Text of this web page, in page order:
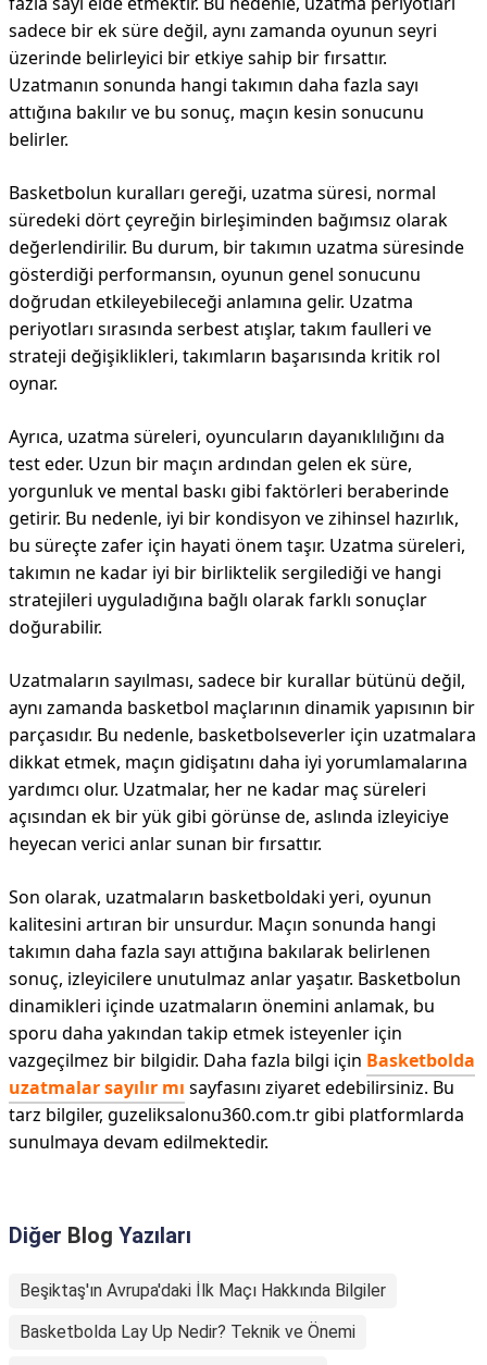
sadece bir ek süre değil, aynı zamanda oyunun seyri
üzerinde belirleyici bir etkiye sahip bir fırsattır.
Uzatmanın sonunda hangi takımın daha fazla sayı
attığına bakılır ve bu sonuç, maçın kesin sonucunu
belirler.
Basketbolun kuralları gereği, uzatma süresi, normal
süredeki dört çeyreğin birleşiminden bağımsız olarak
değerlendirilir. Bu durum, bir takımın uzatma süresinde
gösterdiği performansın, oyunun genel sonucunu
doğrudan etkileyebileceği anlamına gelir. Uzatma
periyotları sırasında serbest atışlar, takım faulleri ve
strateji değişiklikleri, takımların başarısında kritik rol
oynar.
Ayrıca, uzatma süreleri, oyuncuların dayanıklılığını da
test eder. Uzun bir maçın ardından gelen ek süre,
yorgunluk ve mental baskı gibi faktörleri beraberinde
getirir. Bu nedenle, iyi bir kondisyon ve zihinsel hazırlık,
bu süreçte zafer için hayati önem taşır. Uzatma süreleri,
takımın ne kadar iyi bir birliktelik sergilediği ve hangi
stratejileri uyguladığına bağlı olarak farklı sonuçlar
doğurabilir.
Uzatmaların sayılması, sadece bir kurallar bütünü değil,
aynı zamanda basketbol maçlarının dinamik yapısının bir
parçasıdır. Bu nedenle, basketbolseverler için uzatmalara
dikkat etmek, maçın gidişatını daha iyi yorumlamalarına
yardımcı olur. Uzatmalar, her ne kadar maç süreleri
açısından ek bir yük gibi görünse de, aslında izleyiciye
heyecan verici anlar sunan bir fırsattır.
Son olarak, uzatmaların basketboldaki yeri, oyunun
kalitesini artıran bir unsurdur. Maçın sonunda hangi
takımın daha fazla sayı attığına bakılarak belirlenen
sonuç, izleyicilere unutulmaz anlar yaşatır. Basketbolun
dinamikleri içinde uzatmaların önemini anlamak, bu
sporu daha yakından takip etmek isteyenler için
vazgeçilmez bir bilgidir. Daha fazla bilgi için Basketbolda
uzatmalar sayılır mı sayfasını ziyaret edebilirsiniz. Bu
tarz bilgiler, guzeliksalonu360.com.tr gibi platformlarda
sunulmaya devam edilmektedir.
Diğer Blog Yazıları
Beşiktaş'ın Avrupa'daki İlk Maçı Hakkında Bilgiler
Basketbolda Lay Up Nedir? Teknik ve Önemi